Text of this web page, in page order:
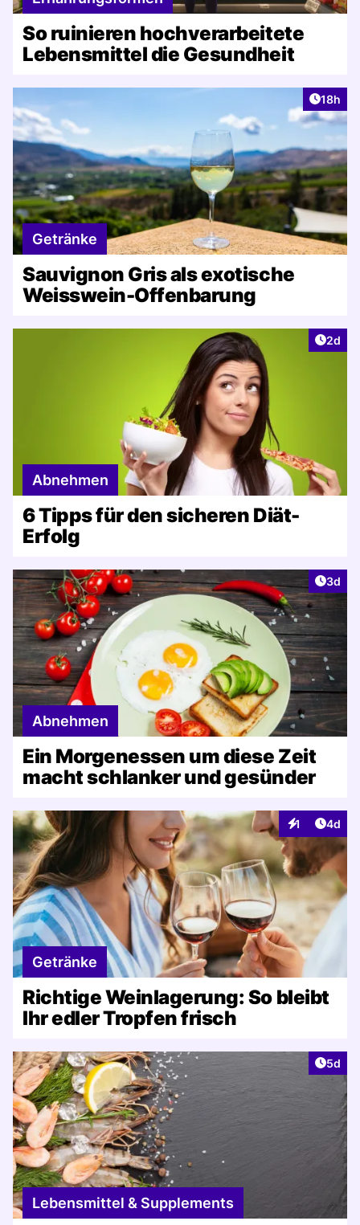
So ruinieren hochverarbeitete
Lebensmittel die Gesundheit
Artikel
18h
Getränke
Sauvignon Gris als exotische
Weisswein-Offenbarung
2d
Abnehmen
6 Tipps für den sicheren Diät-
Erfolg
3d
Abnehmen
Ein Morgenessen um diese Zeit
macht schlanker und gesünder
1
Interaktionen
4d
Getränke
Richtige Weinlagerung: So bleibt
Ihr edler Tropfen frisch
5d
Lebensmittel & Supplements